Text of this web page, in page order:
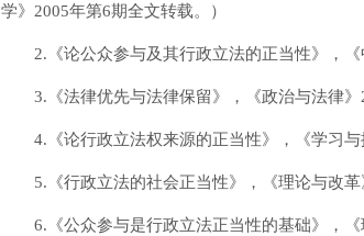
学》2005年第6期全文转载。）
2.《论公众参与及其行政立法的正当性》，
3.《法律优先与法律保留》，《政治与法律》
4.《论行政立法权来源的正当性》，《学习与
5.《行政立法的社会正当性》，《理论与改革
6.《公众参与是行政立法正当性的基础》，